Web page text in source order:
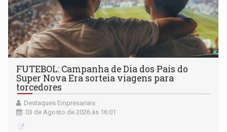
FUTEBOL: Campanha de Dia dos Pais do
Super Nova Era sorteia viagens para
torcedores
Destaques Empresariais
03 de Agosto de 2026 às 16:01